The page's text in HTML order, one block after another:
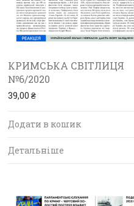
КРИМСЬКА СВІТЛИЦЯ
№6/2020
39,00 ₴
Додати в кошик
Детальніше